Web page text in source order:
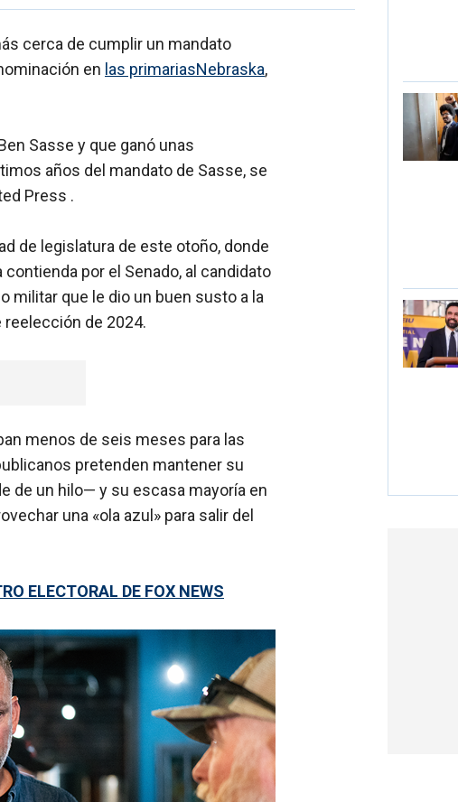
cerca de cumplir un mandato
en las primariasNebraska,
Sasse y que ganó unas
años del mandato de Sasse, se
Press .
de legislatura de este otoño, donde
por el Senado, al candidato
militar que le dio un buen susto a la
reelección de 2024.
menos de seis meses para las
pretenden mantener su
de un hilo— y su escasa mayoría en
una «ola azul» para salir del
ELECTORAL DE FOX NEWS